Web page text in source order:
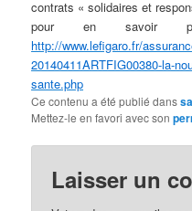
contrats « solidaires et
pour en savoir
http://www.lefigaro.fr/
20140411ARTFIG00380-la-
sante.php
Ce contenu a été publié dans
Mettez-le en favori avec son
Laisser un